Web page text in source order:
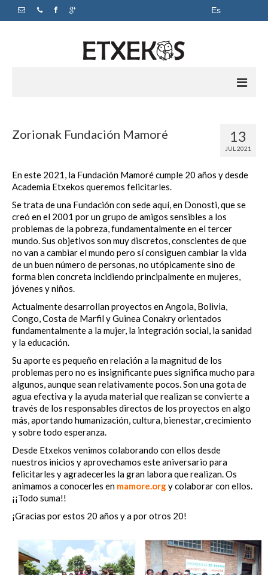
Es
Apoyo escolar
Horarios y precios
Sobre nosotros
Contacto
13
JUL 2021
Zorionak Fundación Mamoré
En este 2021, la Fundación Mamoré cumple 20 años y desde
Academia Etxekos queremos felicitarles.
Se trata de una Fundación con sede aquí, en Donosti, que se
creó en el 2001 por un grupo de amigos sensibles a los
problemas de la pobreza, fundamentalmente en el tercer
mundo. Sus objetivos son muy discretos, conscientes de que
no van a cambiar el mundo pero sí consiguen cambiar la vida
de un buen número de personas, no utópicamente sino de
forma bien concreta incidiendo principalmente en mujeres,
jóvenes y niños.
Actualmente desarrollan proyectos en Angola, Bolivia,
Congo, Costa de Marfil y Guinea Conakry orientados
fundamentalmente a la mujer, la integración social, la sanidad
y la educación.
Su aporte es pequeño en relación a la magnitud de los
problemas pero no es insignificante pues significa mucho para
algunos, aunque sean relativamente pocos. Son una gota de
agua efectiva y la ayuda material que realizan se convierte a
través de los responsables directos de los proyectos en algo
más, aportando humanización, cultura, bienestar, crecimiento
y sobre todo esperanza.
Desde Etxekos venimos colaborando con ellos desde
nuestros inicios y aprovechamos este aniversario para
felicitarles y agradecerles la gran labora que realizan. Os
animamos a conocerles en mamore.orgy colaborar con ellos.
¡¡Todo suma!!
¡Gracias por estos 20 años y a por otros 20!